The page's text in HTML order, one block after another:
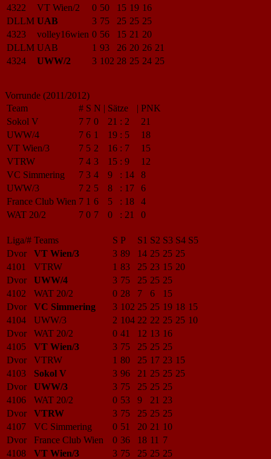
4322
VT Wien/2 0 50 15 19 16
DLLM UAB 3 75 25 25 25
4323
volley16wien 0 56 15 21 20
DLLM UAB 1 93 26 20 26 21
4324
UWW/2 3 102 28 25 24 25
Vorrunde (2011/2012)
Team
# S N | Sätze | PNK
Sokol V
7 7 0 21 : 2
21
UWW/4
7 6 1 19 : 5
18
VT Wien/3
7 5 2 16 : 7
15
VTRW
7 4 3 15 : 9
12
VC Simmering
7 3 4 9 : 14
8
UWW/3
7 2 5 8 : 17
6
France Club Wien 7 1 6 5 : 18
4
WAT 20/2
7 0 7 0 : 21 0
Liga/# Teams S P S1 S2 S3 S4 S5
Dvor
VT Wien/3 3 89 14 25 25 25
4101
VTRW 1 83 25 23 15 20
Dvor
UWW/4 3 75 25 25 25
4102
WAT 20/2 0 28 7 6
15
Dvor
VC Simmering 3 102 25 25 19 18 15
4104
UWW/3 2 104 22 22 25 25 10
Dvor
WAT 20/2 0 41 12 13 16
4105
VT Wien/3 3 75 25 25 25
Dvor
VTRW 1 80 25 17 23 15
4103
Sokol V 3 96 21 25 25 25
Dvor
UWW/3 3 75 25 25 25
4106
WAT 20/2 0 53 9 21 23
Dvor
VTRW 3 75 25 25 25
4107
VC Simmering 0 51 20 21 10
Dvor
France Club Wien 0 36 18 11 7
4108
VT Wien/3 3 75 25 25 25